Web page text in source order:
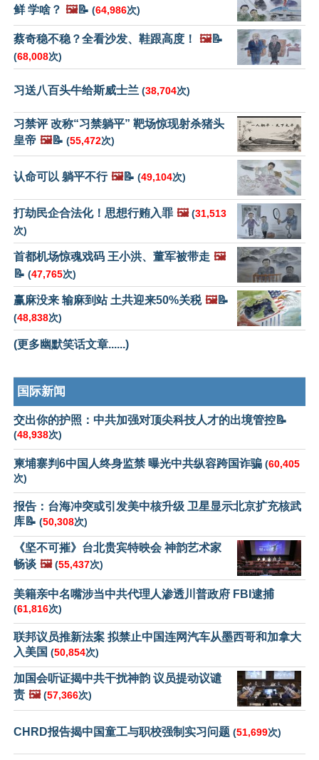
鲜 学啥？ 🖼️📝 (64,986次)
蔡奇稳不稳？全看沙发、鞋跟高度！ 🖼️📝
(68,008次)
习送八百头牛给斯威士兰 (38,704次)
习禁评 改称“习禁躺平” 靶场惊现射杀猪头
皇帝 🖼️📝 (55,472次)
认命可以 躺平不行 🖼️📝 (49,104次)
打劫民企合法化！思想行贿入罪 🖼️ (31,513
次)
首都机场惊魂戏码 王小洪、董军被带走 🖼️
📝 (47,765次)
赢麻没来 输麻到站 土共迎来50%关税 🖼️📝
(48,838次)
(更多幽默笑话文章......)
国际新闻
交出你的护照：中共加强对顶尖科技人才的出境管控📝
(48,938次)
柬埔寨判6中国人终身监禁 曝光中共纵容跨国诈骗 (60,405
次)
报告：台海冲突或引发美中核升级 卫星显示北京扩充核武
库📝 (50,308次)
《坚不可摧》台北贵宾特映会 神韵艺术家
畅谈 🖼️ (55,437次)
美籍亲中名嘴涉当中共代理人渗透川普政府 FBI逮捕
(61,816次)
联邦议员推新法案 拟禁止中国连网汽车从墨西哥和加拿大
入美国 (50,854次)
加国会听证揭中共干扰神韵 议员提动议谴
责 🖼️ (57,366次)
CHRD报告揭中国童工与职校强制实习问题 (51,699次)